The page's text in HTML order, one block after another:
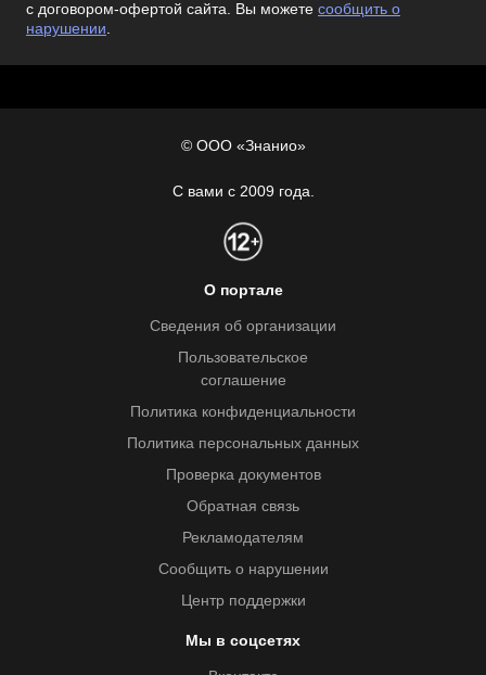
с договором-офертой сайта. Вы можете сообщить о
нарушении.
© ООО «Знанио»
С вами с 2009 года.
О портале
Сведения об организации
Пользовательское
соглашение
Политика конфиденциальности
Политика персональных данных
Проверка документов
Обратная связь
Рекламодателям
Сообщить о нарушении
Центр поддержки
Мы в соцсетях